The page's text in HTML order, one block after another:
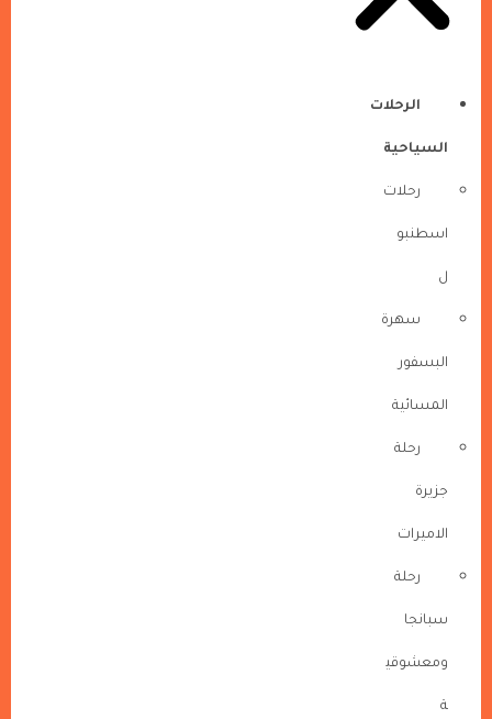
الرحلات
السياحية
رحلات
اسطنبو
ل
سهرة
البسفور
المسائية
رحلة
جزيرة
الاميرات
رحلة
سبانجا
ومعشوقي
ة